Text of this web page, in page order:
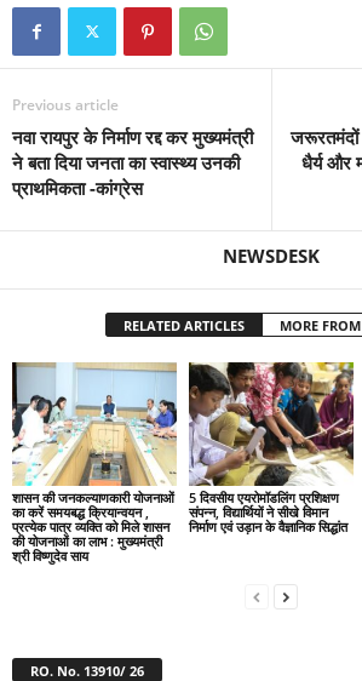
Previous article
नवा रायपुर के निर्माण रद्द कर मुख्यमंत्री
ने बता दिया जनता का स्वास्थ्य उनकी
प्राथमिकता -कांग्रेस
जरूरतमंदों
धैर्य और
NEWSDESK
RELATED ARTICLES MORE
शासन की जनकल्याणकारी योजनाओं
का करें समयबद्ध क्रियान्वयन ,
प्रत्येक पात्र व्यक्ति को मिले शासन
की योजनाओं का लाभ : मुख्यमंत्री
श्री विष्णुदेव साय
5 दिवसीय एयरोमॉडलिंग प्रशिक्षण
संपन्न, विद्यार्थियों ने सीखे विमान
निर्माण एवं उड़ान के वैज्ञानिक सिद्धांत
RO. No. 13910/ 26